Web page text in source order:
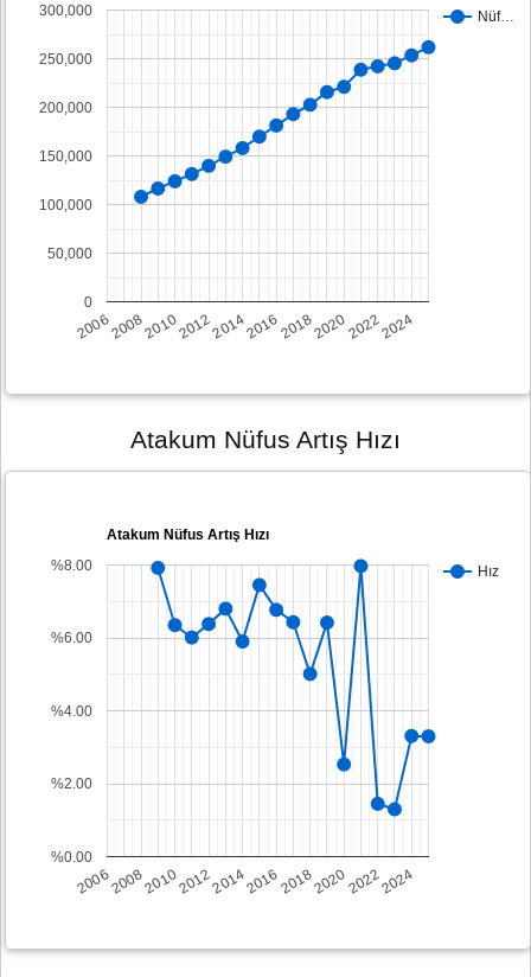
Nüf…
2006200820102012201420162018202020222024
0
50,000
100,000
150,000
200,000
250,000
300,000
Atakum Nüfus Artış Hızı
Atakum Nüfus Artış Hızı
Hız
2006200820102012201420162018202020222024
%0.00
%2.00
%4.00
%6.00
%8.00